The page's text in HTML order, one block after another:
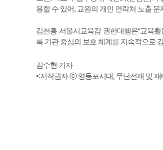
용할 수 있어, 교원의 개인 연락처 노출
김천홍 서울시교육감 권한대행은“교육
록 기관 중심의 보호 체계를 지속적으로
김수현 기자
<저작권자 ⓒ 영등포시대, 무단전재 및 재